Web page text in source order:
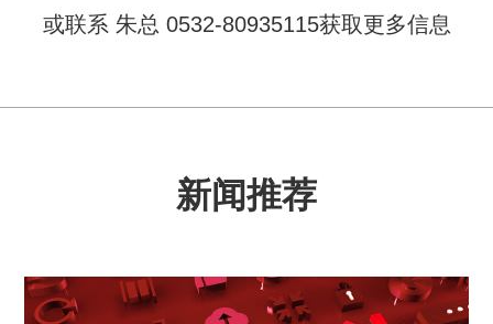
或联系 朱总 0532-80935115获取更多信息
新闻推荐